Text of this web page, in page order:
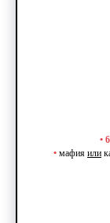
•
• мафия или